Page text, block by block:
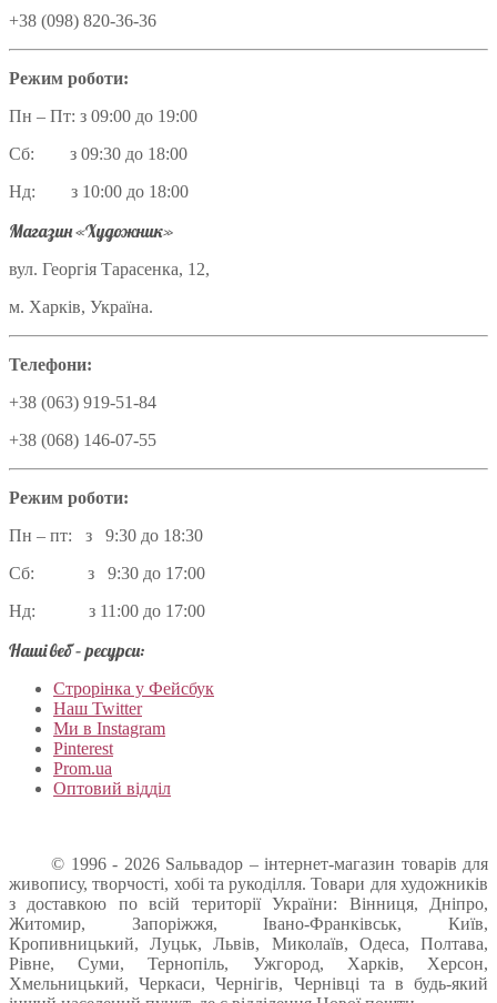
+38 (098) 820-36-36
Режим роботи:
Пн – Пт: з 09:00 до 19:00
Сб: з 09:30 до 18:00
Нд: з 10:00 до 18:00
Магазин «Художник»
вул. Георгія Тарасенка, 12,
м. Харків, Україна.
Телефони:
+38 (063) 919-51-84
+38 (068) 146-07-55
Режим роботи:
Пн – пт: з 9:30 до 18:30
Сб: з 9:30 до 17:00
Нд: з 11:00 до 17:00
Наші веб – ресурси:
Строрінка у Фейсбук
Наш Twitter
Ми в Instagram
Pinterest
Prom.ua
Оптовий відділ
© 1996 - 2026 Sальвадор – інтернет-магазин товарів для
живопису, творчості, хобі та рукоділля. Товари для художників
з доставкою по всій території України: Вінниця, Дніпро,
Житомир, Запоріжжя, Івано-Франківськ, Київ,
Кропивницький, Луцьк, Львів, Миколаїв, Одеса, Полтава,
Рівне, Суми, Тернопіль, Ужгород, Харків, Херсон,
Хмельницький, Черкаси, Чернігів, Чернівці та в будь-який